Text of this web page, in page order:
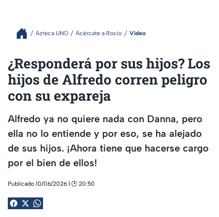
Azteca UNO Acércate a Rocío Video
¿Responderá por sus hijos? Los
hijos de Alfredo corren peligro
con su expareja
Alfredo ya no quiere nada con Danna, pero
ella no lo entiende y por eso, se ha alejado
de sus hijos. ¡Ahora tiene que hacerse cargo
por el bien de ellos!
Publicado 10/06/2026 | 🕑 20:50